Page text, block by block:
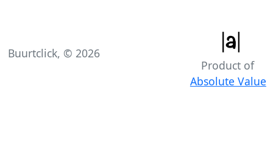
Buurtclick, © 2026
Product of
Absolute Value